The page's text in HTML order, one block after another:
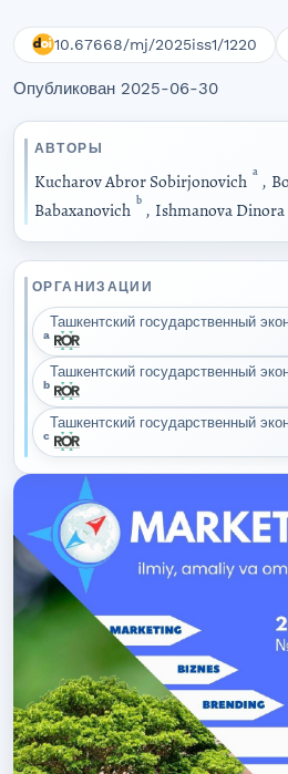
10.67668/mj/2025iss1/1220
Опубликован 2025-06-30
АВТОРЫ
Kucharov Abror Sobirjonovich a ,
Babaxanovich b , Ishmanova
ОРГАНИЗАЦИИ
a
Ташкентский государственный
b
Ташкентский государственный
c
Ташкентский государственный